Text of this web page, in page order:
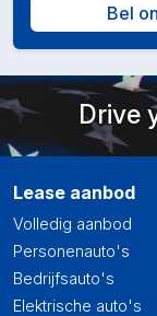
Bel
Drive
Lease aanbod
Volledig aanbod
Personenauto's
Bedrijfsauto's
Elektrische auto's